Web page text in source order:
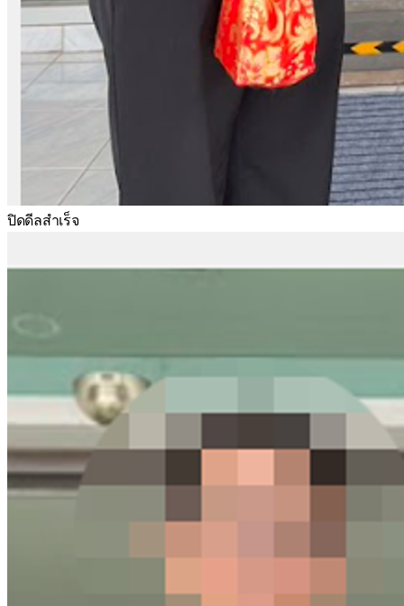
ปิดดีลสำเร็จ